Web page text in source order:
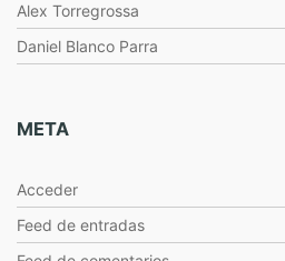
Alex Torregrossa
Daniel Blanco Parra
META
Acceder
Feed de entradas